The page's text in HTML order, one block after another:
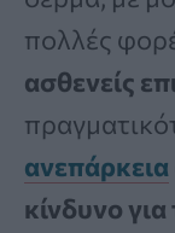
πολλές
ασθενείς
ανεπάρκεια
κίνδυνο